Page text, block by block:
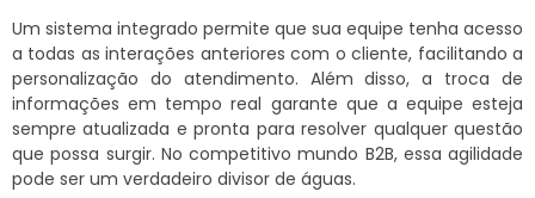
Um sistema integrado permite que sua equipe tenha acesso
a todas as interações anteriores com o cliente, facilitando a
personalização do atendimento. Além disso, a troca de
informações em tempo real garante que a equipe esteja
sempre atualizada e pronta para resolver qualquer questão
que possa surgir. No competitivo mundo B2B, essa agilidade
pode ser um verdadeiro divisor de águas.